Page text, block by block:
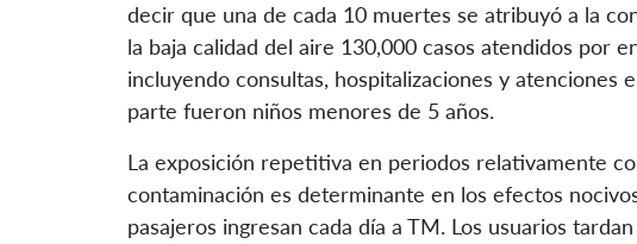
decir que una de cada 10 muertes se atribuyó a la
la baja calidad del aire 130,000 casos atendidos por
incluyendo consultas, hospitalizaciones y atenciones
parte fueron niños menores de 5 años.
La exposición repetitiva en periodos relativamente
contaminación es determinante en los efectos
pasajeros ingresan cada día a TM. Los usuarios